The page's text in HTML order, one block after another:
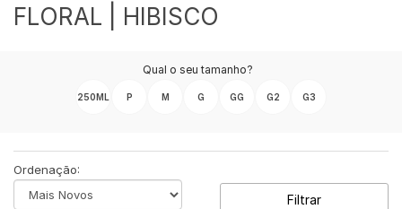
FLORAL | HIBISCO
Qual o seu tamanho?
250ML P M G GG G2 G3
Ordenação:
Filtrar